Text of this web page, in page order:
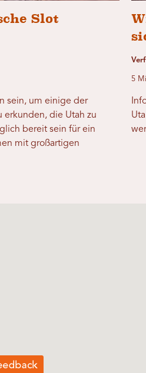
Slot
sein, um einige der
erkunden, die Utah zu
bereit sein für ein
mit großartigen
5